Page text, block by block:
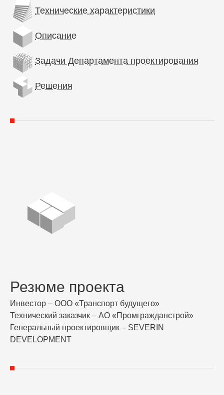
Технические характеристики
Описание
Задачи Департамента проектирования
Решения
Резюме проекта
Инвестор – ООО «Транспорт будущего»
Технический заказчик – АО «Промгражданстрой»
Генеральный проектировщик – SEVERIN
DEVELOPMENT